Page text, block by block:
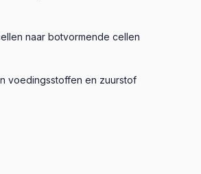
naar botvormende cellen
voedingsstoffen en zuurstof